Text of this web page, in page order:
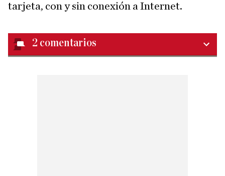
tarjeta, con y sin conexión a Internet.
2 comentarios